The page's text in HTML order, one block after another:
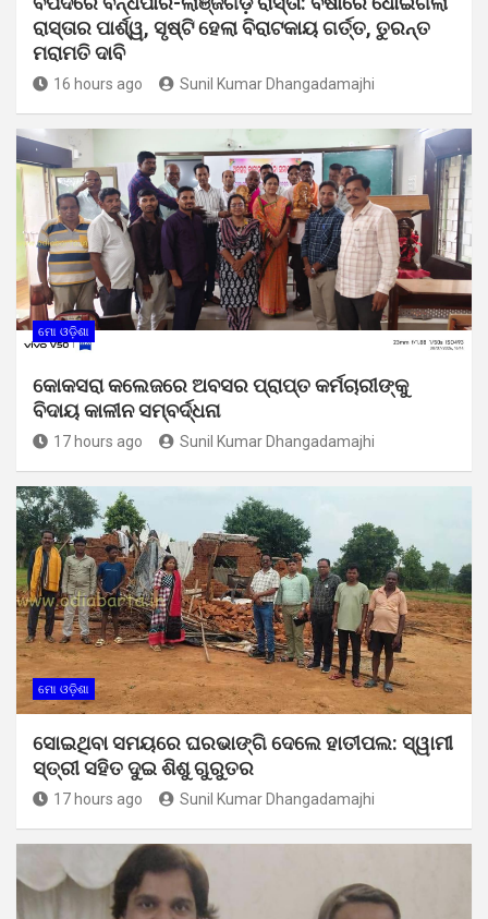
ରାସ୍ତାର ପାର୍ଶ୍ୱ, ସୃଷ୍ଟି ହେଲା ବିରାଟକାୟ ଗର୍ତ୍ତ, ତୁରନ୍ତ
ମରାମତି ଦାବି
16 hours ago Sunil Kumar Dhangadamajhi
ମୋ ଓଡ଼ିଶା
କୋକସରା କଲେଜରେ ଅବସର ପ୍ରାପ୍ତ କର୍ମଚାରୀଙ୍କୁ
ବିଦାୟ କାଳୀନ ସମ୍ବର୍ଦ୍ଧନା
17 hours ago Sunil Kumar Dhangadamajhi
ମୋ ଓଡ଼ିଶା
ସୋଇଥିବା ସମୟରେ ଘରଭାଙ୍ଗି ଦେଲେ ହାତୀପଲ: ସ୍ୱାମୀ
ସ୍ତ୍ରୀ ସହିତ ଦୁଇ ଶିଶୁ ଗୁରୁତର
17 hours ago Sunil Kumar Dhangadamajhi